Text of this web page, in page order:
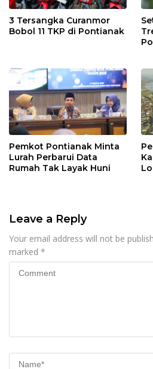
3 Tersangka Curanmor
Bobol 11 TKP di Pontianak
Pemkot Pontianak Minta
Lurah Perbarui Data
Rumah Tak Layak Huni
Leave a Reply
Your email address will not be
marked *